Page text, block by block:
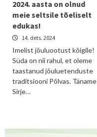
2024. aasta on olnud
meie seltsile tõeliselt
edukas!
14. dets. 2024
Imelist jõuluootust kõigile!
Süda on nii rahul, et oleme
taastanud jõuluetenduste
traditsiooni Põlvas. Täname
Sirje…